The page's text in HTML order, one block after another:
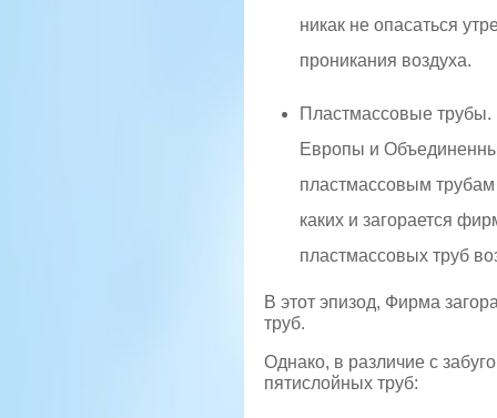
никак не опасаться
проникания воздуха.
Пластмассовые трубы.
Европы и
пластмассовым
каких и загорается
пластмассовых труб
В этот эпизод, Фирма
труб.
Однако, в различие с
пятислойных труб: